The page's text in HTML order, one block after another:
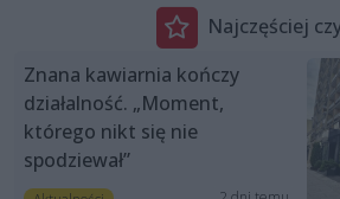
Najczęściej
Znana kawiarnia kończy
działalność. „Moment,
którego nikt się nie
spodziewał”